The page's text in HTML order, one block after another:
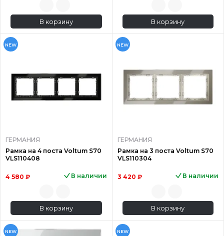
В корзину В корзину
NEW
ГЕРМАНИЯ
Рамка на 4 поста Voltum S70
VLS110408
4 580 ₽ В наличии
В корзину
NEW
ГЕРМАНИЯ
Рамка на 3 поста Voltum S70
VLS110304
3 420 ₽ В наличии
В корзину
NEW NEW